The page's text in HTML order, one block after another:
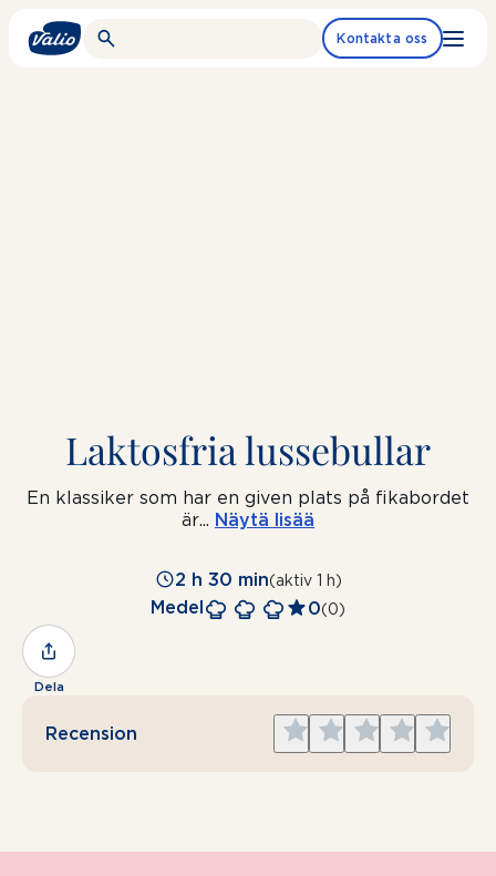
Kontakta oss
Laktosfria lussebullar
En klassiker som har en given plats på fikabordet
är... Näytä lisää
2 h 30 min(aktiv 1 h)
Medel 0(0)
Dela
Recension
Give
5
Give
4
Give
3
Give
2
Give
1